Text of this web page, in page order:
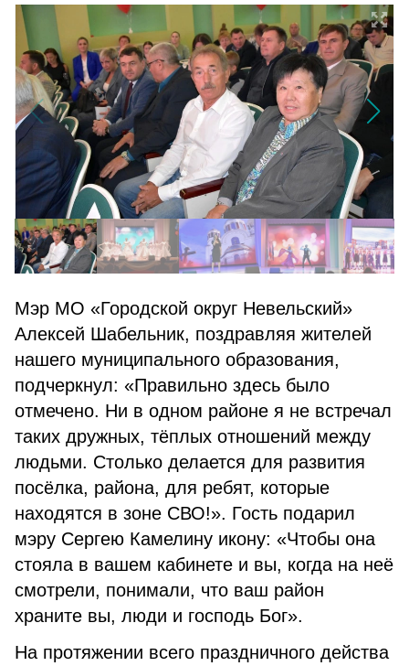
Мэр МО «Городской округ Невельский»
Алексей Шабельник, поздравляя жителей
нашего муниципального образования,
подчеркнул: «Правильно здесь было
отмечено. Ни в одном районе я не встречал
таких дружных, тёплых отношений между
людьми. Столько делается для развития
посёлка, района, для ребят, которые
находятся в зоне СВО!». Гость подарил
мэру Сергею Камелину икону: «Чтобы она
стояла в вашем кабинете и вы, когда на неё
смотрели, понимали, что ваш район
храните вы, люди и господь Бог».
На протяжении всего праздничного действа